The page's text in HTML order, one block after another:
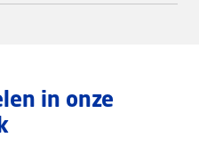
in onze